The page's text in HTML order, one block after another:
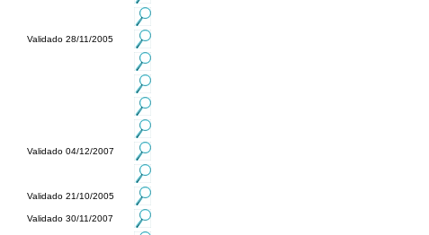
Validado 28/11/2005
Validado 04/12/2007
Validado 21/10/2005
Validado 30/11/2007